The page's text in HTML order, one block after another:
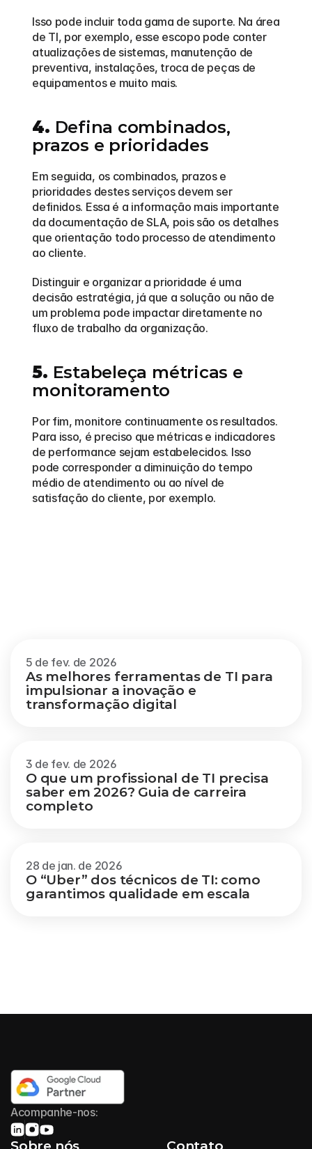
Isso pode incluir toda gama de suporte. Na área
de TI, por exemplo, esse escopo pode conter
atualizações de sistemas, manutenção de
preventiva, instalações, troca de peças de
equipamentos e muito mais.
4. Defina combinados,
prazos e prioridades
Em seguida, os combinados, prazos e
prioridades destes serviços devem ser
definidos. Essa é a informação mais importante
da documentação de SLA, pois são os detalhes
que orientação todo processo de atendimento
ao cliente.
Distinguir e organizar a prioridade é uma
decisão estratégia, já que a solução ou não de
um problema pode impactar diretamente no
fluxo de trabalho da organização.
5. Estabeleça métricas e
monitoramento
Por fim, monitore continuamente os resultados.
Para isso, é preciso que métricas e indicadores
de performance sejam estabelecidos. Isso
pode corresponder a diminuição do tempo
médio de atendimento ou ao nível de
satisfação do cliente, por exemplo.
5 de fev. de 2026
As melhores ferramentas de TI para
impulsionar a inovação e
transformação digital
3 de fev. de 2026
O que um profissional de TI precisa
saber em 2026? Guia de carreira
completo
28 de jan. de 2026
O “Uber” dos técnicos de TI: como
garantimos qualidade em escala
Acompanhe-nos: